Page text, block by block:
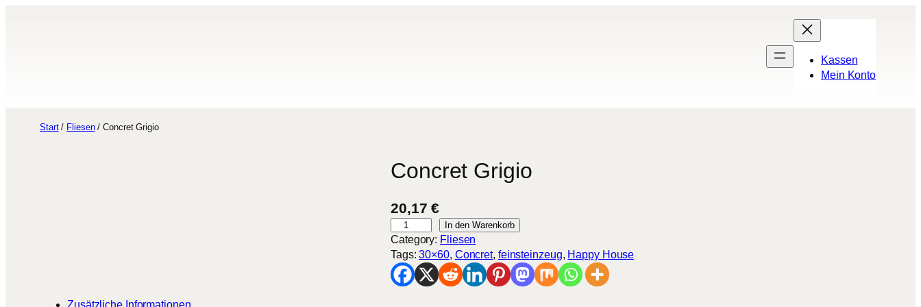
Kassen
Mein Konto
Start/ Fliesen/ Concret Grigio
Concret Grigio
20,17€
o
n
c
r
In den Warenkorb
Category: Fliesen
Tags:30×60, Concret, feinsteinzeug, Happy House
Zusätzliche Informationen